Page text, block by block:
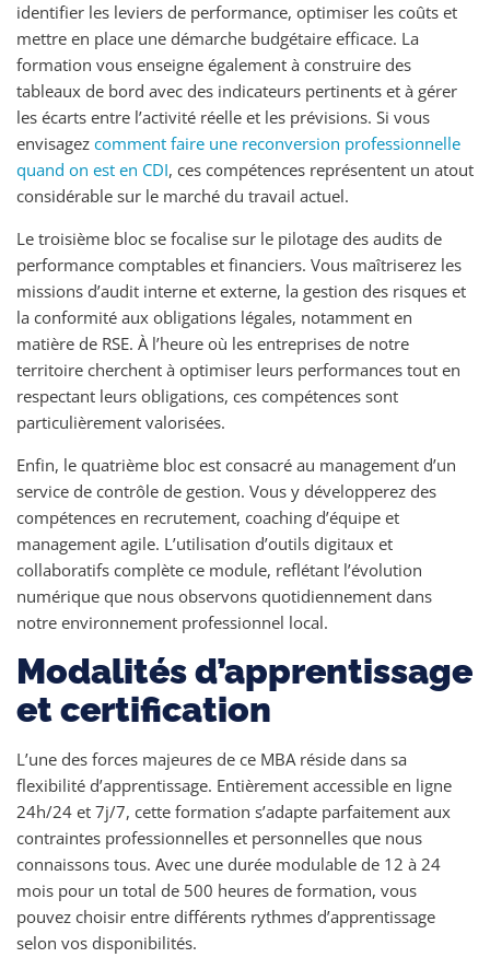
identifier les leviers de performance, optimiser les coûts et
mettre en place une démarche budgétaire efficace. La
formation vous enseigne également à construire des
tableaux de bord avec des indicateurs pertinents et à gérer
les écarts entre l’activité réelle et les prévisions. Si vous
envisagez comment faire une reconversion professionnelle
quand on est en CDI, ces compétences représentent un atout
considérable sur le marché du travail actuel.
Le troisième bloc se focalise sur le pilotage des audits de
performance comptables et financiers. Vous maîtriserez les
missions d’audit interne et externe, la gestion des risques et
la conformité aux obligations légales, notamment en
matière de RSE. À l’heure où les entreprises de notre
territoire cherchent à optimiser leurs performances tout en
respectant leurs obligations, ces compétences sont
particulièrement valorisées.
Enfin, le quatrième bloc est consacré au management d’un
service de contrôle de gestion. Vous y développerez des
compétences en recrutement, coaching d’équipe et
management agile. L’utilisation d’outils digitaux et
collaboratifs complète ce module, reflétant l’évolution
numérique que nous observons quotidiennement dans
notre environnement professionnel local.
Modalités d’apprentissage
et certification
L’une des forces majeures de ce MBA réside dans sa
flexibilité d’apprentissage. Entièrement accessible en ligne
24h/24 et 7j/7, cette formation s’adapte parfaitement aux
contraintes professionnelles et personnelles que nous
connaissons tous. Avec une durée modulable de 12 à 24
mois pour un total de 500 heures de formation, vous
pouvez choisir entre différents rythmes d’apprentissage
selon vos disponibilités.